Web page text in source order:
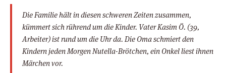
Die Familie hält in diesen schweren Zeiten zusammen,
kümmert sich rührend um die Kinder. Vater Kasim Ö. (39,
Arbeiter) ist rund um die Uhr da. Die Oma schmiert den
Kindern jeden Morgen Nutella-Brötchen, ein Onkel liest ihnen
Märchen vor.